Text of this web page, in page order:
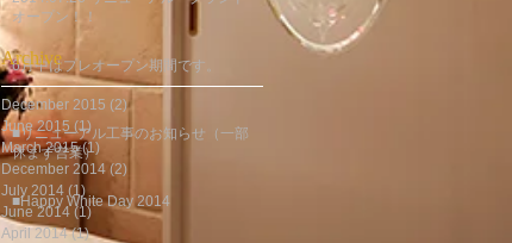
オープン！！
6月中はプレオープン期間です。
■リニューアル工事のお知らせ（一部
休まず営業）
■Happy White Day 2014
Archive
December 2015 (2)2 posts
June 2015 (1) 1 post
March 2015 (1)
December 2014 (2)
July 2014 (1)
June 2014 (1) 1 post
April 2014 (1)1 post